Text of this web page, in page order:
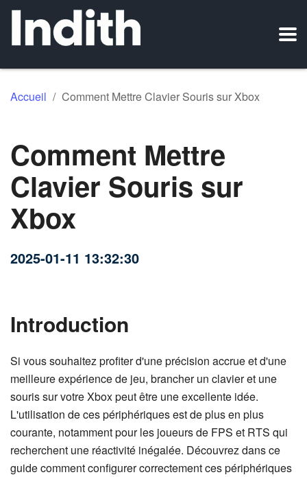
Accueil / Comment Mettre Clavier Souris sur Xbox
Comment Mettre
Clavier Souris sur
Xbox
2025-01-11 13:32:30
Introduction
Si vous souhaitez profiter d'une précision accrue et d'une
meilleure expérience de jeu, brancher un clavier et une
souris sur votre Xbox peut être une excellente idée.
L'utilisation de ces périphériques est de plus en plus
courante, notamment pour les joueurs de FPS et RTS qui
recherchent une réactivité inégalée. Découvrez dans ce
guide comment configurer correctement ces périphériques